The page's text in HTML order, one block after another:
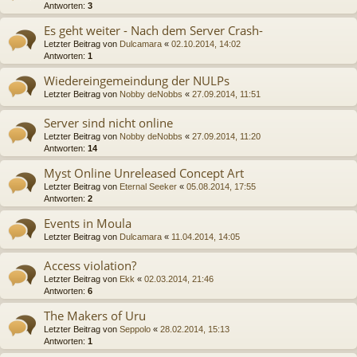
Antworten: 3
Es geht weiter - Nach dem Server Crash-
Letzter Beitrag von Dulcamara « 02.10.2014, 14:02
Antworten: 1
Wiedereingemeindung der NULPs
Letzter Beitrag von Nobby deNobbs « 27.09.2014, 11:51
Server sind nicht online
Letzter Beitrag von Nobby deNobbs « 27.09.2014, 11:20
Antworten: 14
Myst Online Unreleased Concept Art
Letzter Beitrag von Eternal Seeker « 05.08.2014, 17:55
Antworten: 2
Events in Moula
Letzter Beitrag von Dulcamara « 11.04.2014, 14:05
Access violation?
Letzter Beitrag von Ekk « 02.03.2014, 21:46
Antworten: 6
The Makers of Uru
Letzter Beitrag von Seppolo « 28.02.2014, 15:13
Antworten: 1